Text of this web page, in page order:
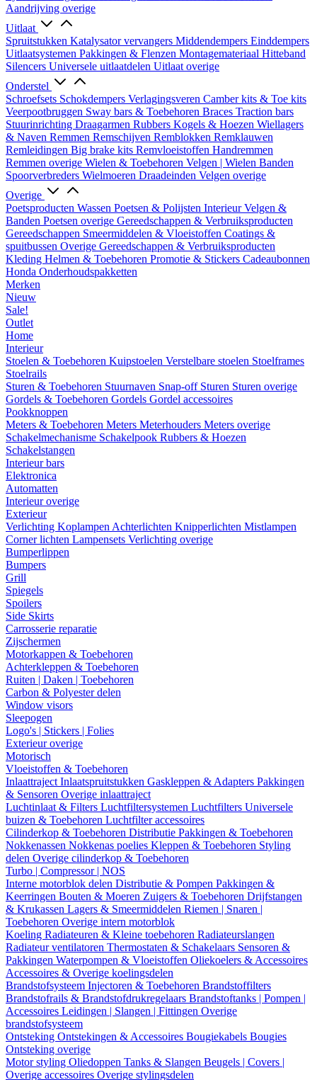
Aandrijving overige
Uitlaat
Spruitstukken Katalysator vervangers Middendempers Einddempers
Uitlaatsystemen Pakkingen & Flenzen Montagemateriaal Hitteband
Silencers Universele uitlaatdelen Uitlaat overige
Onderstel
Schroefsets Schokdempers Verlagingsveren Camber kits & Toe kits
Veerpootbruggen Sway bars & Toebehoren Braces Traction bars
Stuurinrichting Draagarmen Rubbers Kogels & Hoezen Wiellagers
& Naven Remmen Remschijven Remblokken Remklauwen
Remleidingen Big brake kits Remvloeistoffen Handremmen
Remmen overige Wielen & Toebehoren Velgen | Wielen Banden
Spoorverbreders Wielmoeren Draadeinden Velgen overige
Overige
Poetsproducten Wassen Poetsen & Polijsten InterieurVelgen &
Banden Poetsen overige Gereedschappen & Verbruiksproducten
Gereedschappen Smeermiddelen & Vloeistoffen Coatings &
spuitbussen Overige Gereedschappen & Verbruiksproducten
Kleding Helmen & Toebehoren Promotie & Stickers Cadeaubonnen
Honda Onderhoudspakketten
Merken
Nieuw
Sale!
Outlet
Home
Interieur
Stoelen & Toebehoren Kuipstoelen Verstelbare stoelen Stoelframes
Stoelrails
Sturen & Toebehoren Stuurnaven Snap-off Sturen Sturen overige
Gordels & Toebehoren Gordels Gordel accessoires
Pookknoppen
Meters & Toebehoren Meters Meterhouders Meters overige
Schakelmechanisme Schakelpook Rubbers & Hoezen
Schakelstangen
Interieur bars
Elektronica
Automatten
Interieur overige
Exterieur
Verlichting Koplampen Achterlichten Knipperlichten Mistlampen
Corner lichten Lampensets Verlichting overige
Bumperlippen
Bumpers
Grill
Spiegels
Spoilers
Side Skirts
Carrosserie reparatie
Zijschermen
Motorkappen & Toebehoren
Achterkleppen & Toebehoren
Ruiten | Daken | Toebehoren
Carbon & Polyester delen
Window visors
Sleepogen
Logo's | Stickers | Folies
Exterieur overige
Motorisch
Vloeistoffen & Toebehoren
Inlaattraject Inlaatspruitstukken Gaskleppen & Adapters Pakkingen
& Sensoren Overige inlaattraject
Luchtinlaat & Filters Luchtfiltersystemen Luchtfilters Universele
buizen & Toebehoren Luchtfilter accessoires
Cilinderkop & Toebehoren Distributie Pakkingen & Toebehoren
Nokkenassen Nokkenas poelies Kleppen & Toebehoren Styling
delen Overige cilinderkop & Toebehoren
Turbo | Compressor | NOS
Interne motorblok delen Distributie & Pompen Pakkingen &
Keerringen Bouten & Moeren Zuigers & Toebehoren Drijfstangen
& Krukassen Lagers & Smeermiddelen Riemen | Snaren |
Toebehoren Overige intern motorblok
Koeling Radiateuren & Kleine toebehoren Radiateurslangen
Radiateur ventilatoren Thermostaten & Schakelaars Sensoren &
Pakkingen Waterpompen & Vloeistoffen Oliekoelers & Accessoires
Accessoires & Overige koelingsdelen
Brandstofsysteem Injectoren & Toebehoren Brandstoffilters
Brandstofrails & Brandstofdrukregelaars Brandstoftanks | Pompen |
Accessoires Leidingen | Slangen | Fittingen Overige
brandstofsysteem
Ontsteking Ontstekingen & Accessoires Bougiekabels Bougies
Ontsteking overige
Motor styling Oliedoppen Tanks & Slangen Beugels | Covers |
Overige accessoires Overige stylingsdelen